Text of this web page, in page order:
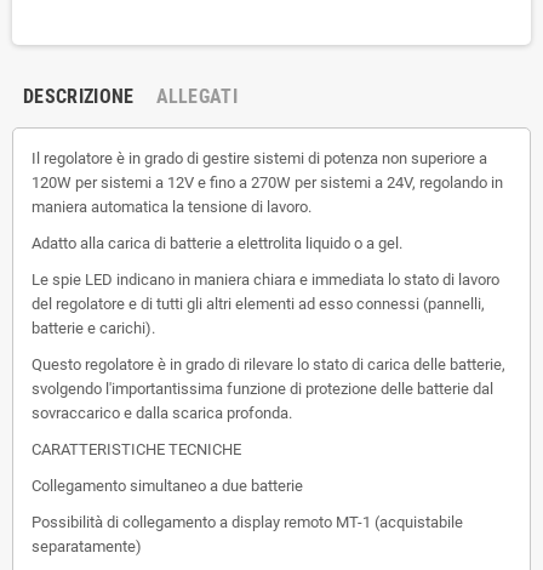
DESCRIZIONE ALLEGATI
Il regolatore è in grado di gestire sistemi di potenza non superiore a
120W per sistemi a 12V e fino a 270W per sistemi a 24V, regolando in
maniera automatica la tensione di lavoro.
Adatto alla carica di batterie a elettrolita liquido o a gel.
Le spie LED indicano in maniera chiara e immediata lo stato di lavoro
del regolatore e di tutti gli altri elementi ad esso connessi (pannelli,
batterie e carichi).
Questo regolatore è in grado di rilevare lo stato di carica delle batterie,
svolgendo l'importantissima funzione di protezione delle batterie dal
sovraccarico e dalla scarica profonda.
CARATTERISTICHE TECNICHE
Collegamento simultaneo a due batterie
Possibilità di collegamento a display remoto MT-1 (acquistabile
separatamente)